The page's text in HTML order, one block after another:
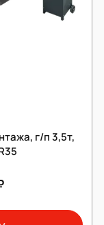
г/п 3,5т,